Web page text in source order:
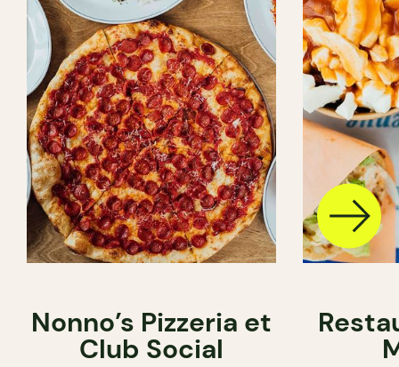
Nonno’s Pizzeria et
Club Social